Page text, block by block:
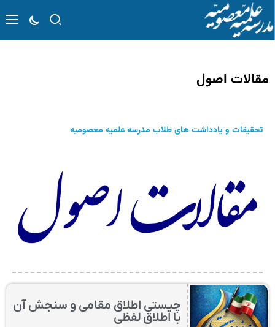
مقالات اصول
تحقيقات و یادداشت های طلاب مدرسه علميه معصوميه
چیستی اطلاق مقامی و سنجش آن
با اطلاق لفظی